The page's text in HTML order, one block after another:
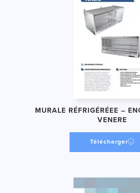
MURALE RÉFRIGÉRÉEE –
VENERE
Télécharger